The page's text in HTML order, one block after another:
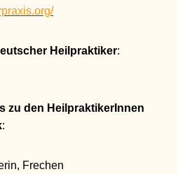
Heilpraktiker:
zu den HeilpraktikerInnen
:
Frechen